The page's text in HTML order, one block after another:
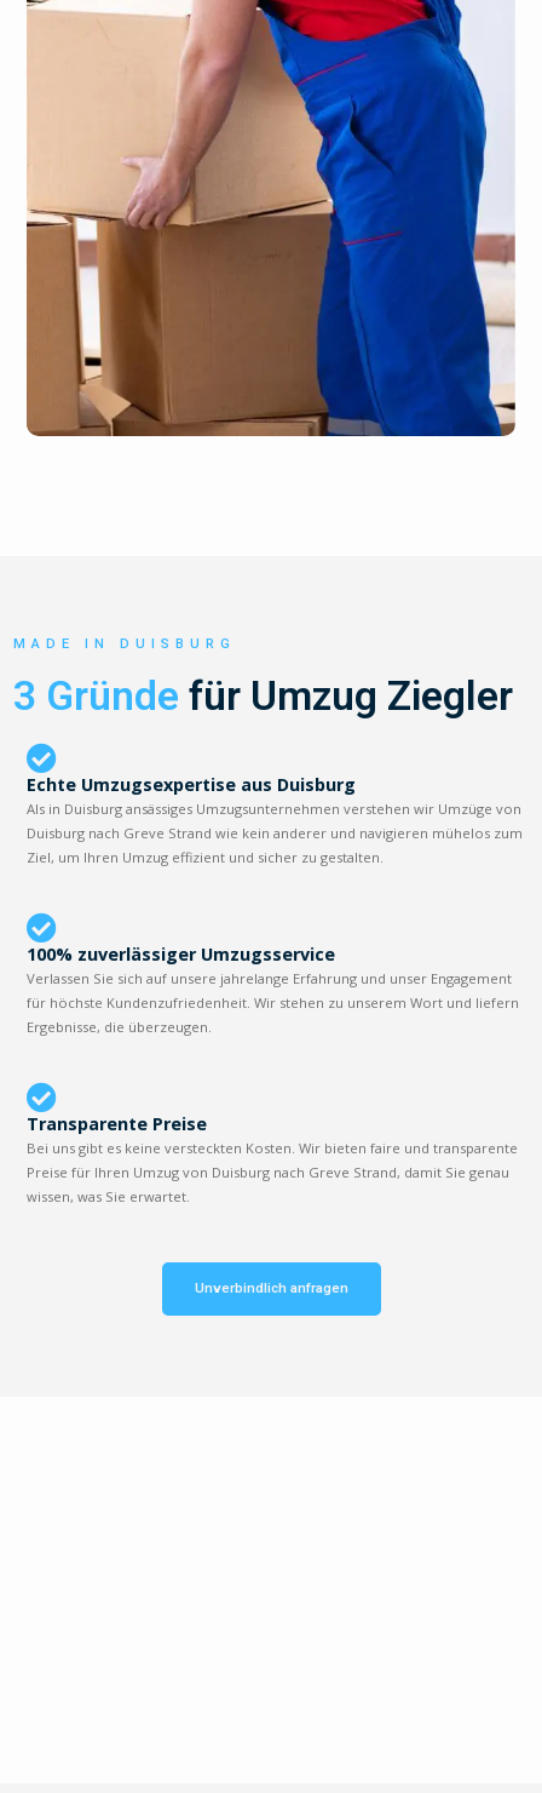
MADE IN DUISBURG
3 Gründe für Umzug Ziegler
Echte Umzugsexpertise aus Duisburg
Als in Duisburg ansässiges Umzugsunternehmen verstehen wir Umzüge von
Duisburg nach Greve Strand wie kein anderer und navigieren mühelos zum
Ziel, um Ihren Umzug effizient und sicher zu gestalten.
100% zuverlässiger Umzugsservice
Verlassen Sie sich auf unsere jahrelange Erfahrung und unser Engagement
für höchste Kundenzufriedenheit. Wir stehen zu unserem Wort und liefern
Ergebnisse, die überzeugen.
Transparente Preise
Bei uns gibt es keine versteckten Kosten. Wir bieten faire und transparente
Preise für Ihren Umzug von Duisburg nach Greve Strand, damit Sie genau
wissen, was Sie erwartet.
Unverbindlich anfragen